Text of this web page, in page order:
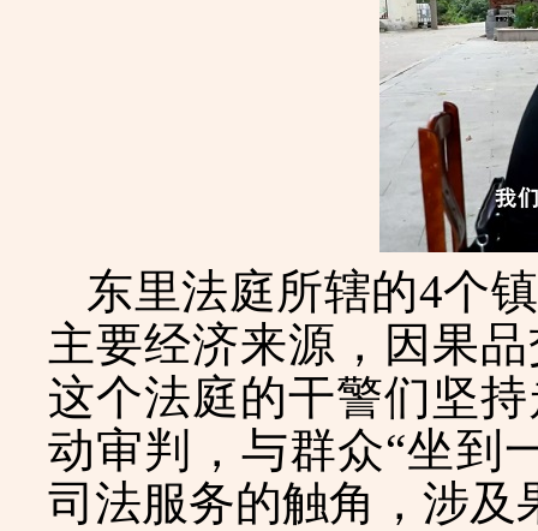
东里法庭所辖的4个
主要经济来源，因果
这个法庭的干警们坚
动审判，与群众“坐到
司法服务的触角，涉及